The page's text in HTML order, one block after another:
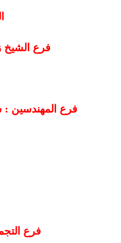
فرع الشيخ
فرع المهندسين :
فرع